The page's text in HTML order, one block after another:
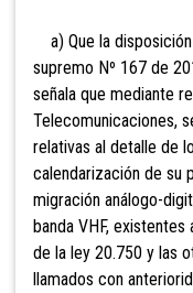
a) Que la
supremo Nº 167 de
señala que mediante
Telecomunicaciones,
relativas al detalle de
calendarización de su
migración análogo-
banda VHF,
de la ley 20.750 y las
llamados con